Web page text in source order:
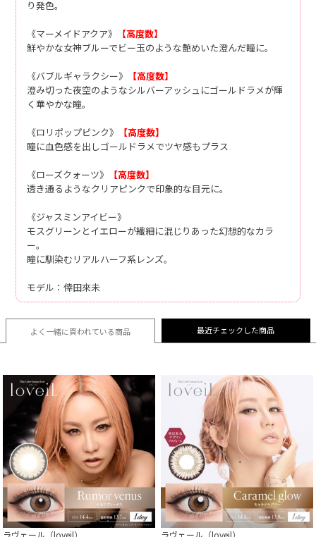
り発色。
《マーメイドアクア》
【高度数】
鮮やかな女神ブルーでビー玉のような艶めいた澄んだ瞳に。
《バブルギャラクシー》
【高度数】
澄み切った夜空のようなシルバーアッシュにゴールドラメが輝
く華やかな瞳。
《ロリポップピンク》
【高度数】
瞳に血色感を出しゴールドラメでツヤ感もプラス
《ローズクォーツ》
【高度数】
透き通るようなクリアピンクで印象的な目元に。
《ジャスミンアイビー》
モスグリーンとイエローが繊細に混じりあった幻想的なカラ
ー。
瞳に馴染むリアルハーフ系レンズ。
モデル：倖田來未
よく一緒に買われている商品 最近チェックした商品
ラヴェール（loveil） ラヴェール（loveil）